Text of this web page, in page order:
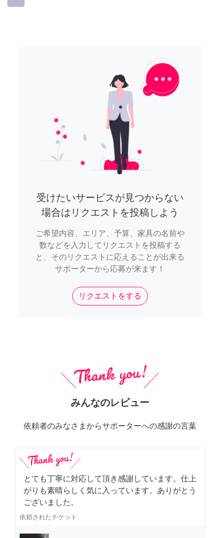
受けたいサービスが見つからない
場合はリクエストを投稿しよう
ご希望内容、エリア、予算、家具の名前や
数などを入力してリクエストを投稿する
と、そのリクエストに応えることが出来る
サポーターから応募が来ます！
リクエストをする
みんなのレビュー
依頼者のみなさまからサポーターへの感謝の言葉
とても丁寧に対応して頂き感謝しています。仕上
がりも素晴らしく気に入っています。ありがとう
ございました。
依頼されたチケット